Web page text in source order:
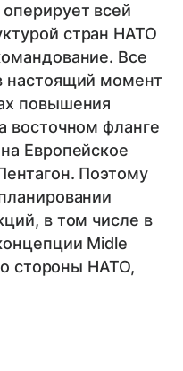
всей
стран НАТО
Все
настоящий момент
повышения
восточном фланге
Европейское
Поэтому
в том числе в
Midle
стороны НАТО,